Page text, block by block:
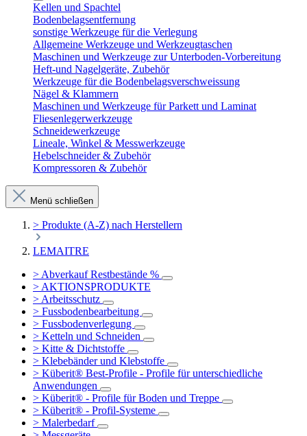
Kellen und Spachtel
Bodenbelagsentfernung
sonstige Werkzeuge für die Verlegung
Allgemeine Werkzeuge und Werkzeugtaschen
Maschinen und Werkzeuge zur Unterboden-Vorbereitung
Heft-und Nagelgeräte, Zubehör
Werkzeuge für die Bodenbelagsverschweissung
Nägel & Klammern
Maschinen und Werkzeuge für Parkett und Laminat
Fliesenlegerwerkzeuge
Schneidewerkzeuge
Lineale, Winkel & Messwerkzeuge
Hebelschneider & Zubehör
Kompressoren & Zubehör
Menü schließen
> Produkte (A-Z) nach Herstellern
LEMAITRE
> Abverkauf Restbestände %
> AKTIONSPRODUKTE
> Arbeitsschutz
> Fussbodenbearbeitung
> Fussbodenverlegung
> Ketteln und Schneiden
> Kitte & Dichtstoffe
> Klebebänder und Klebstoffe
> Küberit® Best-Profile - Profile für unterschiedliche
Anwendungen
> Küberit® - Profile für Boden und Treppe
> Küberit® - Profil-Systeme
> Malerbedarf